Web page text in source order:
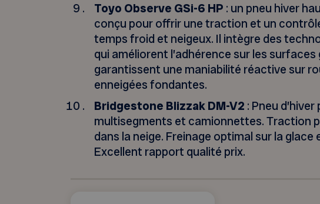
Toyo Observe GSi-6 HP : un pneu hiver
conçu pour offrir une traction et un
temps froid et neigeux. Il intègre des
qui améliorent l’adhérence sur les
garantissent une maniabilité réactive sur
enneigées fondantes.
Bridgestone Blizzak DM-V2 : Pneu d’hiver
multisegments et camionnettes. Traction
dans la neige. Freinage optimal sur la glace
Excellent rapport qualité prix.